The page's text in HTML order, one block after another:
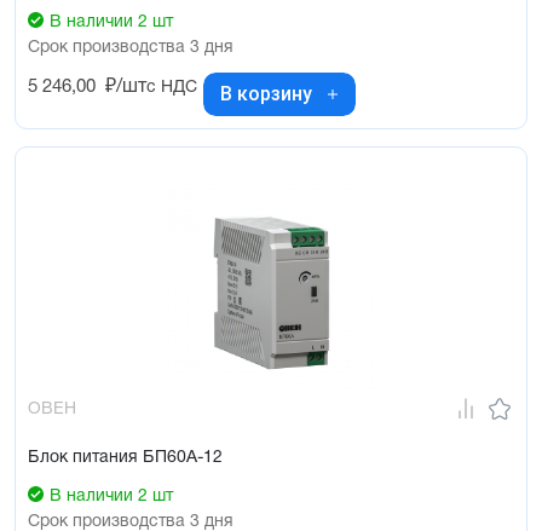
В наличии 2 шт
Срок производства 3 дня
5 246,00 ₽/штс НДС В корзину
ОВЕН
Блок питания БП60А-12
В наличии 2 шт
Срок производства 3 дня